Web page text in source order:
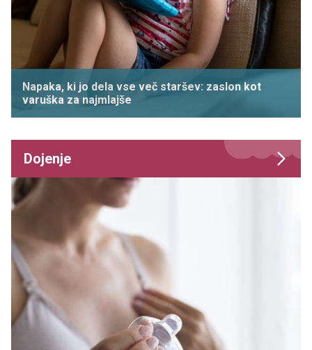
Napaka, ki jo dela vse več staršev: zaslon kot
varuška za najmlajše
Dojenje